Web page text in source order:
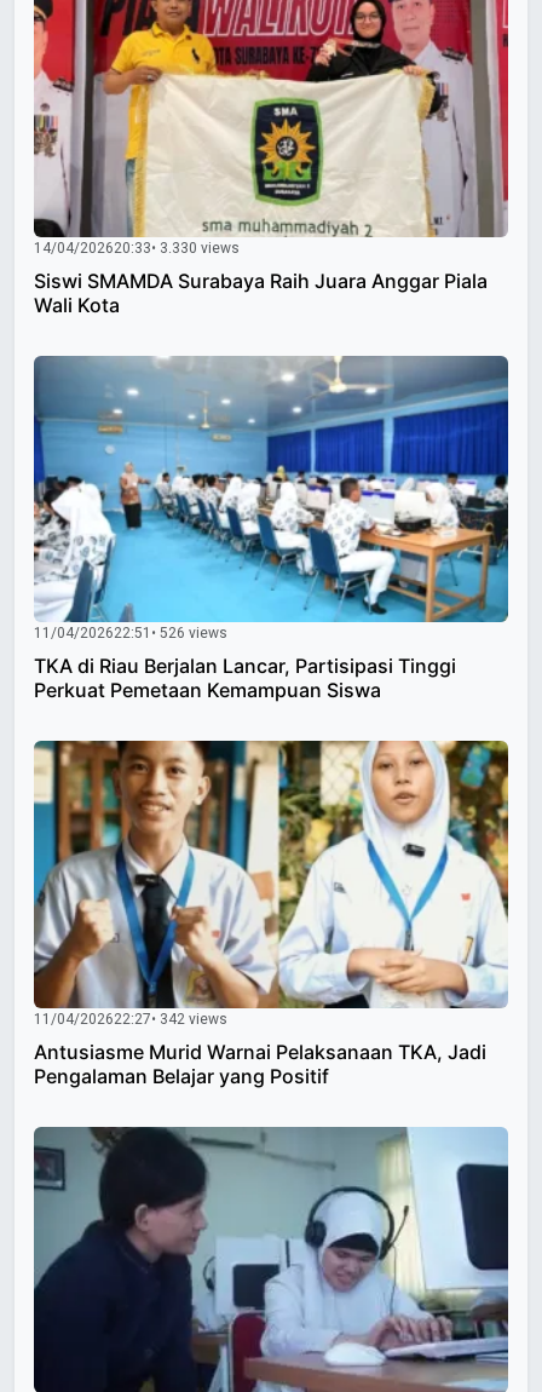
14/04/202620:33• 3.330 views
Siswi SMAMDA Surabaya Raih Juara Anggar Piala
Wali Kota
11/04/202622:51 • 526 views
TKA di Riau Berjalan Lancar, Partisipasi Tinggi
Perkuat Pemetaan Kemampuan Siswa
11/04/202622:27• 342 views
Antusiasme Murid Warnai Pelaksanaan TKA, Jadi
Pengalaman Belajar yang Positif